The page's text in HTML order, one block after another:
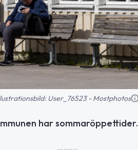
User_76523 - Mostphotos
har sommaröppettider.